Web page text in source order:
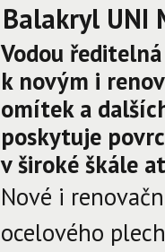
Balakryl UNI
Vodou
k novým i
omítek a
poskytuje
v široké škále
Nové i
ocelového